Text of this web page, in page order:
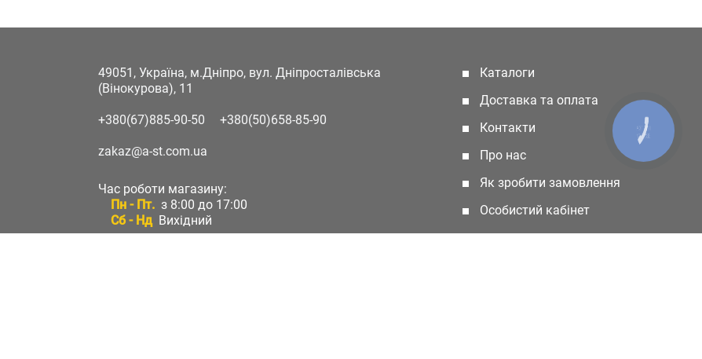
49051, Україна, м.Дніпро, вул. Дніпросталівська
(Вінокурова), 11
+380(67)885-90-50 +380(50)658-85-90
zakaz@a-st.com.ua
Час роботи магазину:
Пн - Пт. з 8:00 до 17:00
Сб - Нд Вихідний
Каталоги
Доставка та оплата
Контакти
Про нас
Як зробити замовлення
Особистий кабінет
КНОПКА
ЗВ'ЯЗКУ